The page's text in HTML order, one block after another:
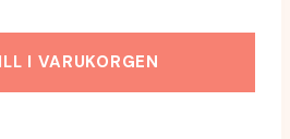
I VARUKORGEN